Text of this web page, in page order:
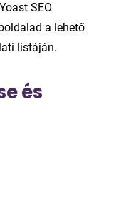
SEO
a lehető
listáján.
és